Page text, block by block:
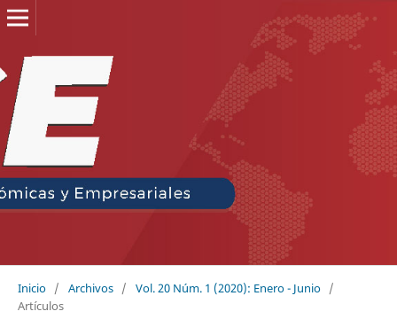
Inicio / Archivos / Vol. 20 Núm. 1 (2020): Enero - Junio /
Artículos